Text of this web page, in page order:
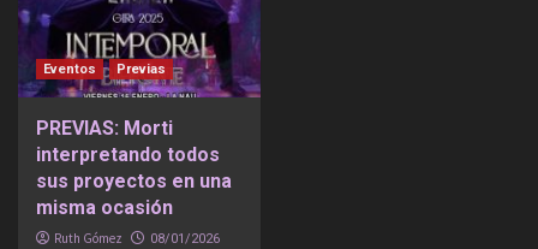
Eventos Previas
PREVIAS: Morti
interpretando todos
sus proyectos en una
misma ocasión
Ruth Gómez 08/01/2026